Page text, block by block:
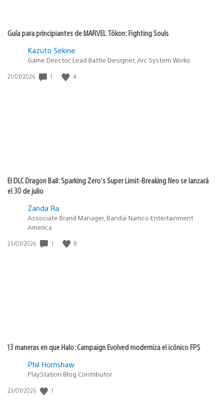
Guía para principiantes de MARVEL Tōkon: Fighting Souls
Kazuto Sekine
Game Director, Lead Battle Designer, Arc System Works
Fecha
21/07/2026 1 4
El DLC Dragon Ball: Sparking Zero’s Super Limit-Breaking Neo se lanzará
el 30 de julio
Zanda Ra
Associate Brand Manager, Bandai Namco Entertainment
America
Fecha
23/07/2026 1 8
13 maneras en que Halo: Campaign Evolved moderniza el icónico FPS
Phil Hornshaw
PlayStation Blog Contributor
Fecha
23/07/2026 1